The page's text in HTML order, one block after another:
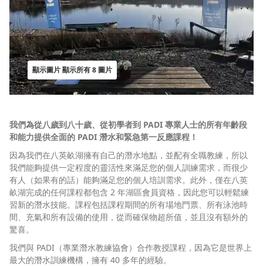
顯示圖片 顯示所有 8 圖片
我們為從八歲到八十歲、從初學者到 PADI 專業人士的所有年齡段
和能力提供全面的 PADI 潛水和緊急第一反應課程！
因為我們在八英畝湖擁有自己的潛水地點，並配有全職教練，所以
我們能夠提供一定程度的靈活性來滿足您的個人訓練需求，而很少
有人（如果有的話）能夠滿足您的個人培訓需求。此外，僅在八英
畝湖完成的任何課程都包含 2 年湖區會員資格，因此您可以輕鬆練
習新的潛水技能。課程包括課程期間的所有場地門票、所有泳池時
間、充氣和所有設備的使用，從而確保物超所值，並且沒有額外的
驚喜。
我們與 PADI（專業潛水教練協會）合作教授課程，因為它是世界上
最大的潛水訓練機構，擁有 40 多年的經驗。